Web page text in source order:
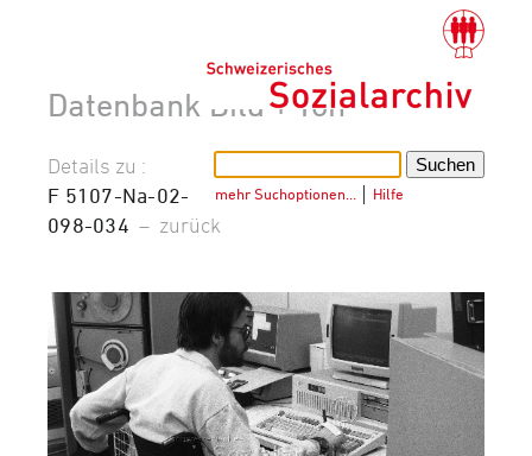
Datenbank Bild + Ton
mehr Suchoptionen… Hilfe
Details zu :
F 5107-Na-02-
098-034 – zurück